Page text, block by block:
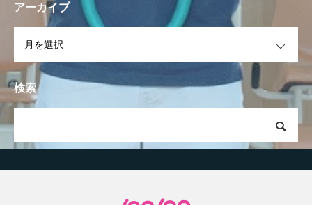
アーカイブ
検索